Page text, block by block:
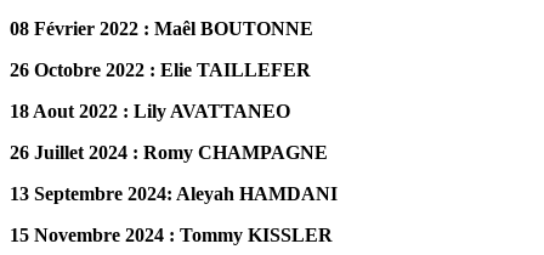
08 Février 2022 : Maêl BOUTONNE
26 Octobre 2022 : Elie TAILLEFER
18 Aout 2022 : Lily AVATTANEO
26 Juillet 2024 : Romy CHAMPAGNE
13 Septembre 2024: Aleyah HAMDANI
15 Novembre 2024 : Tommy KISSLER